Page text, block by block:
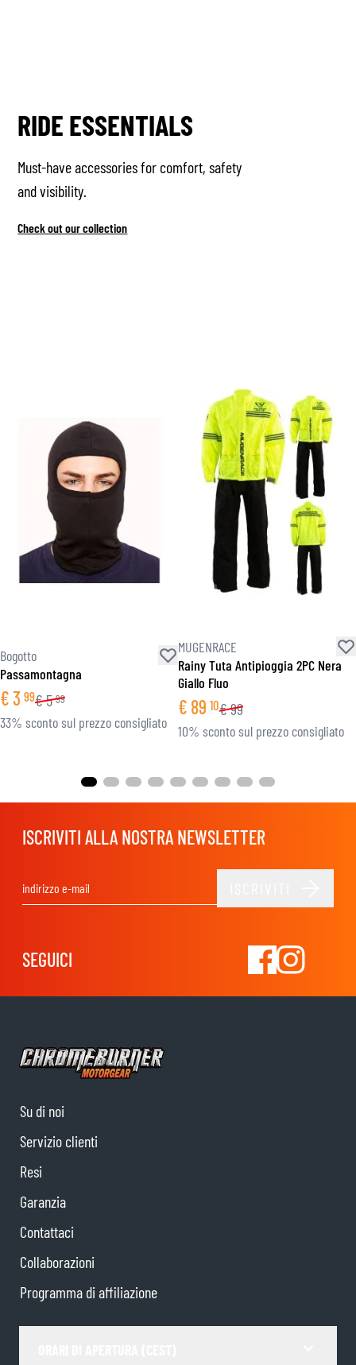
RIDE ESSENTIALS
Must-have accessories for comfort, safety
and visibility.
Check out our collection
Bogotto
Passamontagna
€3 99€5 99
33% sconto sul prezzo consigliato
MUGENRACE
Rainy Tuta Antipioggia 2PC Nera
Giallo Fluo
€ 89 10€99
10% sconto sul prezzo consigliato
ISCRIVITI ALLA NOSTRA NEWSLETTER
SEGUICI
Su di noi
Servizio clienti
Resi
Garanzia
Contattaci
Collaborazioni
Programma di affiliazione